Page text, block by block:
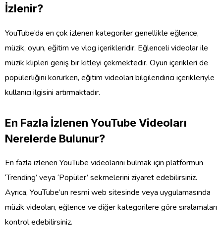
İzlenir?
YouTube’da en çok izlenen kategoriler genellikle eğlence,
müzik, oyun, eğitim ve vlog içerikleridir. Eğlenceli videolar ile
müzik klipleri geniş bir kitleyi çekmektedir. Oyun içerikleri de
popülerliğini korurken, eğitim videoları bilgilendirici içerikleriyle
kullanıcı ilgisini artırmaktadır.
En Fazla İzlenen YouTube Videoları
Nerelerde Bulunur?
En fazla izlenen YouTube videolarını bulmak için platformun
‘Trending’ veya ‘Popüler’ sekmelerini ziyaret edebilirsiniz.
Ayrıca, YouTube’un resmi web sitesinde veya uygulamasında
müzik videoları, eğlence ve diğer kategorilere göre sıralamaları
kontrol edebilirsiniz.